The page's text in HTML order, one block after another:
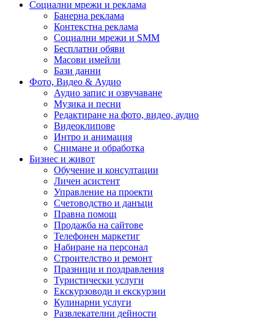
Социални мрежи и реклама
Банерна реклама
Контекстна реклама
Социални мрежи и SMM
Бесплатни обяви
Масови имейли
Бази данни
Фото, Видео & Аудио
Аудио запис и озвучаване
Музика и песни
Редактиране на фото, видео, аудио
Видеоклипове
Интро и анимация
Снимане и обработка
Бизнес и живот
Обучение и консултации
Личен асистент
Управление на проекти
Счетоводство и данъци
Правна помощ
Продажба на сайтове
Телефонен маркетиг
Набиране на персонал
Строителство и ремонт
Празници и поздравления
Туристически услуги
Екскурзоводи и екскурзии
Кулинарни услуги
Развлекателни дейности